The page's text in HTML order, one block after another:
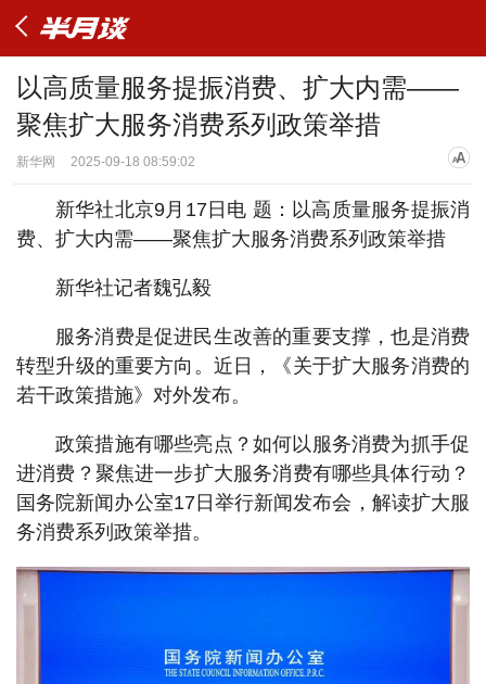
以高质量服务提振消费、扩大内需——
聚焦扩大服务消费系列政策举措
新华网 2025-09-18 08:59:02
新华社北京9月17日电 题：以高质量服务提振消
费、扩大内需——聚焦扩大服务消费系列政策举措
新华社记者魏弘毅
服务消费是促进民生改善的重要支撑，也是消费
转型升级的重要方向。近日，《关于扩大服务消费的
若干政策措施》对外发布。
政策措施有哪些亮点？如何以服务消费为抓手促
进消费？聚焦进一步扩大服务消费有哪些具体行动？
国务院新闻办公室17日举行新闻发布会，解读扩大服
务消费系列政策举措。